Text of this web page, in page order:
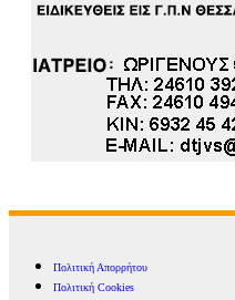
Πολιτική Απορρήτου
Πολιτική Cookies